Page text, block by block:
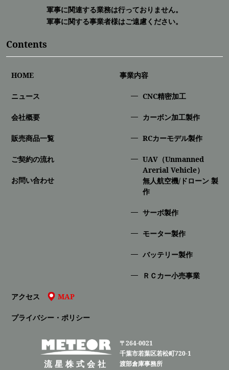
軍事に関連する業務は行っておりません。
軍事に関する事業者様はご遠慮ください。
Contents
HOME
ニュース
会社概要
販売商品一覧
ご契約の流れ
お問い合わせ
事業内容
CNC精密加⼯
カーボン加工製作
RCカーモデル製作
UAV（Unmanned
Arerial Vehicle）
無人航空機/ドローン 製
作
サーボ製作
モーター製作
バッテリー製作
ＲＣカー小売事業
アクセス MAP
プライバシー・ポリシー
流星株式会社
〒264-0021
千葉市若葉区若松町720-1
渡部倉庫事務所